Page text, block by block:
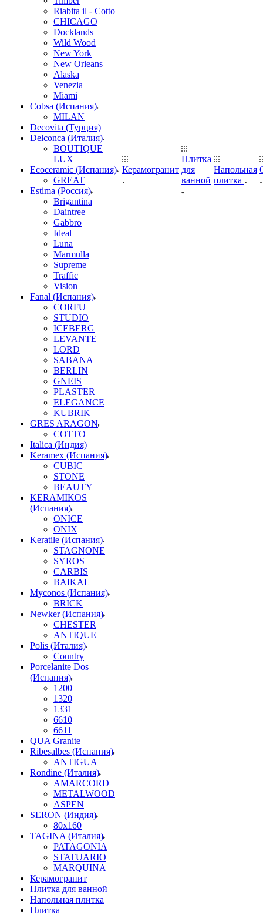
Riabita il - Cotto
CHICAGO
Docklands
Wild Wood
New York
New Orleans
Alaska
Venezia
Miami
Cobsa (Испания)
MILAN
Decovita (Турция)
Delconca (Италия)
BOUTIQUE
LUX
Ecoceramic (Испания)
GREAT
Estima (Россия)
Brigantina
Daintree
Gabbro
Ideal
Luna
Marmulla
Supreme
Traffic
Vision
Fanal (Испания)
CORFU
STUDIO
ICEBERG
LEVANTE
LORD
SABANA
BERLIN
GNEIS
PLASTER
ELEGANCE
KUBRIK
GRES ARAGON
COTTO
Italica (Индия)
Keramex (Испания)
CUBIC
STONE
BEAUTY
KERAMIKOS
(Испания)
ONICE
ONIX
Keratile (Испания)
STAGNONE
SYROS
CARBIS
BAIKAL
Myconos (Испания)
BRICK
Newker (Испания)
CHESTER
ANTIQUE
Polis (Италия)
Country
Porcelanite Dos
(Испания)
1200
1320
1331
6610
6611
QUA Granite
Ribesalbes (Испания)
ANTIGUA
Rondine (Италия)
AMARCORD
METALWOOD
ASPEN
SERON (Индия)
80x160
TAGINA (Италия)
PATAGONIA
STATUARIO
MARQUINA
Керамогранит
Плитка для ванной
Напольная плитка
Плитка
Керамогранит
Плитка
для
ванной
Напольная
плитка